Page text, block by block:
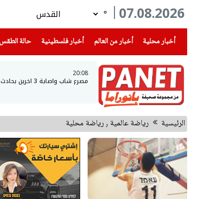
07.08.2026
°
أخبار محلية
(current) أخبار من العالم أخبار فلسطينية(current) حالة الطقس
20:08
مصرع شاب واصابة 3 اخرين بحادث طرق مروع قرب حورة
الرئيسية رياضة عالمية ٫ رياضة محلية